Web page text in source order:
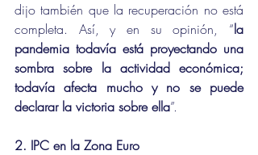
dijo también que la recuperación no está
completa. Así, y en su opinión, “la
pandemia todavía está proyectando una
sombra sobre la actividad económica;
todavía afecta mucho y no se puede
declarar la victoria sobre ella”.
2. IPC en la Zona Euro